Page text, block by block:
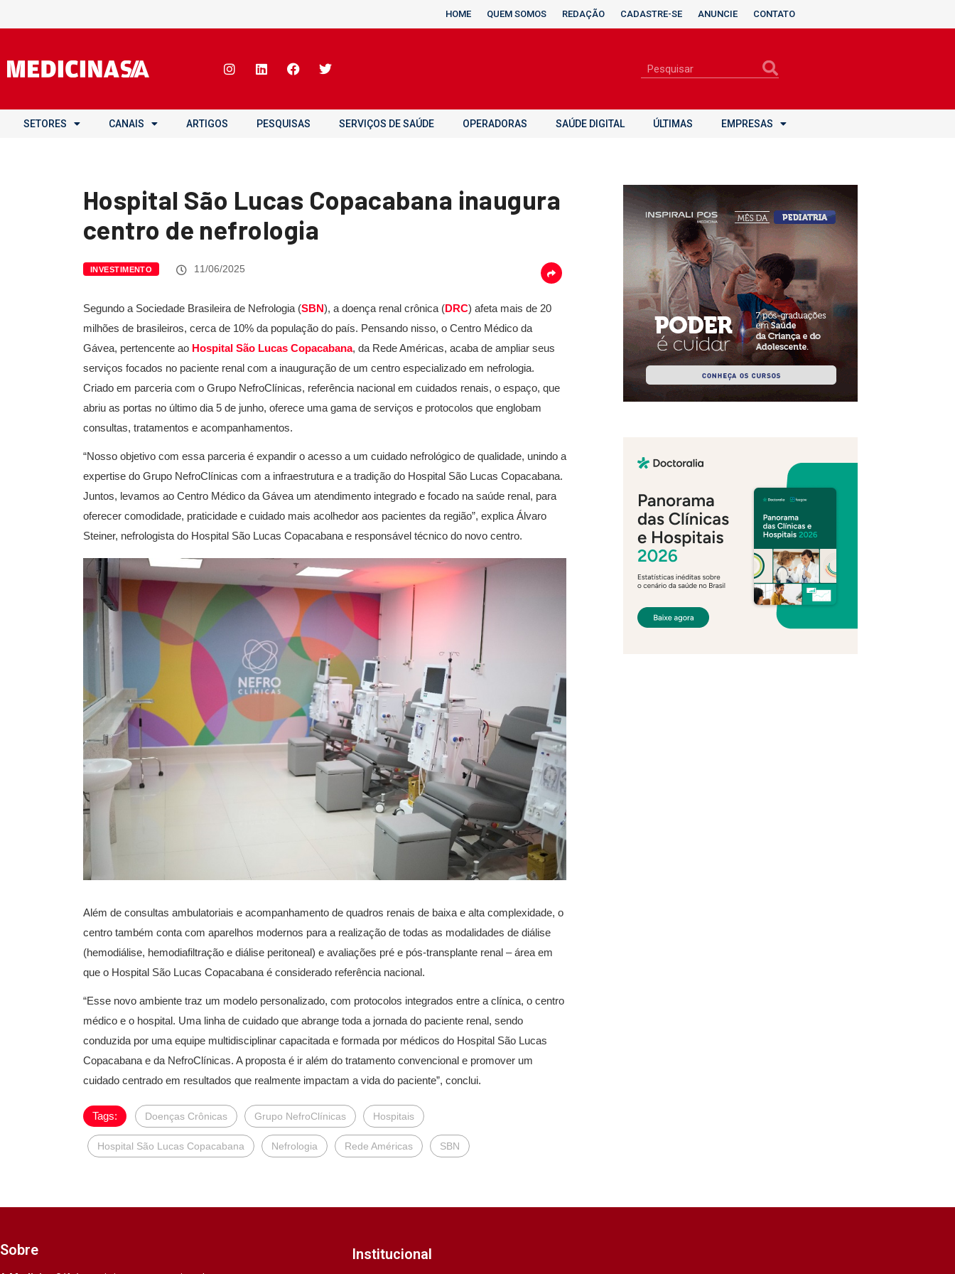
HOME QUEM SOMOS REDAÇÃO CADASTRE-SE ANUNCIE CONTATO
SETORES CANAIS ARTIGOS PESQUISAS SERVIÇOS DE SAÚDE OPERADORAS SAÚDE DIGITAL ÚLTIMAS EMPRESAS
Hospital São Lucas Copacabana inaugura
centro de nefrologia
INVESTIMENTO 11/06/2025
Segundo a Sociedade Brasileira de Nefrologia (SBN), a doença renal crônica (DRC) afeta mais de 20
milhões de brasileiros, cerca de 10% da população do país. Pensando nisso, o Centro Médico da
Gávea, pertencente ao Hospital São Lucas Copacabana, da Rede Américas, acaba de ampliar seus
serviços focados no paciente renal com a inauguração de um centro especializado em nefrologia.
Criado em parceria com o Grupo NefroClínicas, referência nacional em cuidados renais, o espaço, que
abriu as portas no último dia 5 de junho, oferece uma gama de serviços e protocolos que englobam
consultas, tratamentos e acompanhamentos.
“Nosso objetivo com essa parceria é expandir o acesso a um cuidado nefrológico de qualidade, unindo a
expertise do Grupo NefroClínicas com a infraestrutura e a tradição do Hospital São Lucas Copacabana.
Juntos, levamos ao Centro Médico da Gávea um atendimento integrado e focado na saúde renal, para
oferecer comodidade, praticidade e cuidado mais acolhedor aos pacientes da região”, explica Álvaro
Steiner, nefrologista do Hospital São Lucas Copacabana e responsável técnico do novo centro.
Além de consultas ambulatoriais e acompanhamento de quadros renais de baixa e alta complexidade, o
centro também conta com aparelhos modernos para a realização de todas as modalidades de diálise
(hemodiálise, hemodiafiltração e diálise peritoneal) e avaliações pré e pós-transplante renal – área em
que o Hospital São Lucas Copacabana é considerado referência nacional.
“Esse novo ambiente traz um modelo personalizado, com protocolos integrados entre a clínica, o centro
médico e o hospital. Uma linha de cuidado que abrange toda a jornada do paciente renal, sendo
conduzida por uma equipe multidisciplinar capacitada e formada por médicos do Hospital São Lucas
Copacabana e da NefroClínicas. A proposta é ir além do tratamento convencional e promover um
cuidado centrado em resultados que realmente impactam a vida do paciente”, conclui.
Tags: Doenças Crônicas Grupo NefroClínicas Hospitais
Hospital São Lucas Copacabana Nefrologia Rede Américas SBN
Sobre Institucional